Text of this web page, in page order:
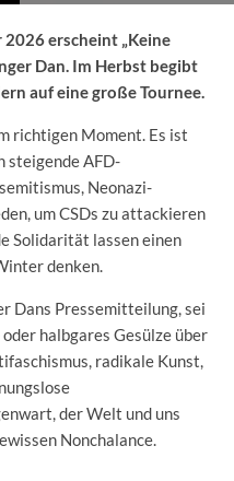
erscheint „Keine
Dan. Im Herbst begibt
auf eine große Tournee.
richtigen Moment. Es ist
steigende AFD-
Neonazi-
um CSDs zu attackieren
Solidarität lassen einen
denken.
Dans Pressemitteilung, sei
halbgares Gesülze über
radikale Kunst,
der Welt und uns
Nonchalance.